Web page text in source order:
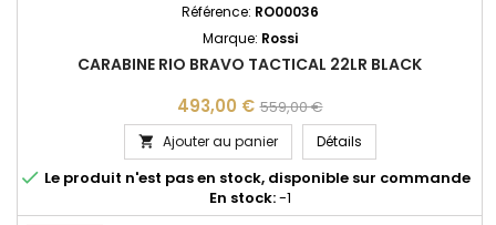
Référence: RO00036
Marque: Rossi
CARABINE RIO BRAVO TACTICAL 22LR BLACK
493,00 € 559,00 €
 Ajouter au panier DétailsCARABINE RIO
 Le produit n'est pas en stock, disponible sur commande
En stock:-1